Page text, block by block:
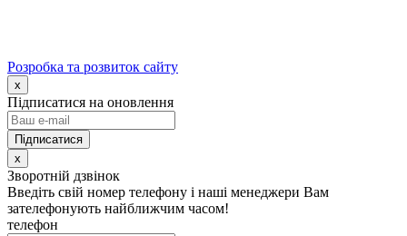
Розробка та розвиток сайту
x
Підписатися на оновлення
x
Зворотній дзвінок
Введіть свій номер телефону і наші менеджери Вам
зателефонують найближчим часом!
телефон